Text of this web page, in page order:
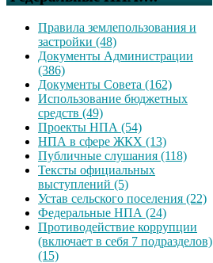
Правила землепользования и
застройки (48)
Документы Администрации
(386)
Документы Совета (162)
Использование бюджетных
средств (49)
Проекты НПА (54)
НПА в сфере ЖКХ (13)
Публичные слушания (118)
Тексты официальных
выступлений (5)
Устав сельского поселения (22)
Федеральные НПА (24)
Противодействие коррупции
(включает в себя 7 подразделов)
(15)